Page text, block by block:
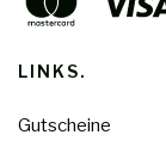
LINKS
Gutscheine